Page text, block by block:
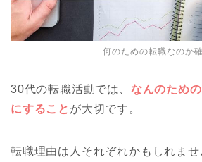
何のための転職なのか
30代の転職活動では、 なんのため
にすること が大切です。
転職理由は人それぞれかもしれま